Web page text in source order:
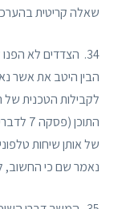
שאלה קריטית
34. הצדדים לא הפנו לפסיקה אחרת החלה באופן יותר ישיר על ענייננו, מאשר הלכת
הבין היטב את אשר
לקבילות הטכנית
של אותן שיחות
נאמר שם כי החשוב,